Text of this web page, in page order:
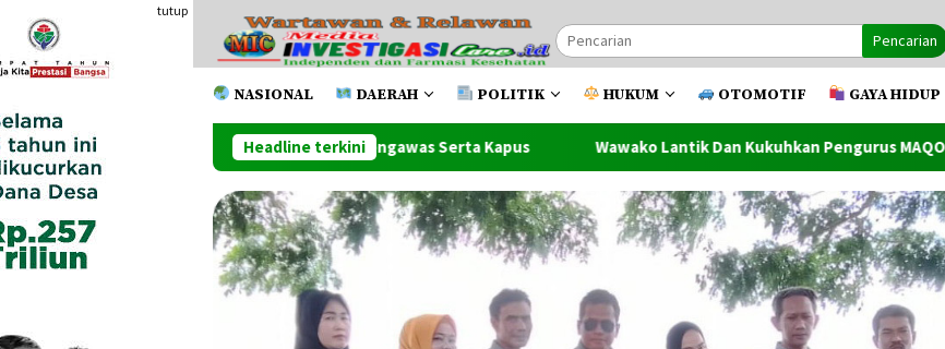
konten
tutup
Pencarian
NASIONAL DAERAH POLITIK HUKUM OTOMOTIF GAYA HIDUP
Headline terkini
Dan Pengawas Serta Kapus Wawako Lantik Dan Kukuhkan Pengurus MAQOM Kota Tanjung Balai Masa